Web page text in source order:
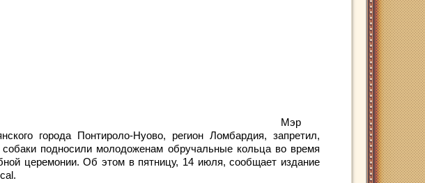
Мэр
города Понтироло-Нуово, регион Ломбардия, запретил,
подносили молодоженам обручальные кольца во время
церемонии. Об этом в пятницу, 14 июля, сообщает издание